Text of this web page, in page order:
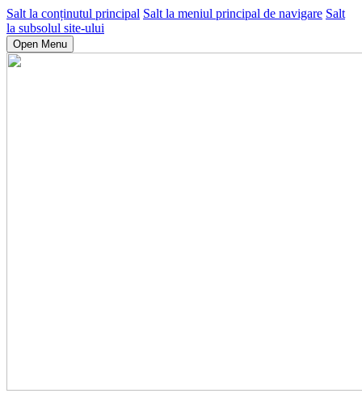
Salt la conținutul principal Salt la meniul principal de navigare Salt
la subsolul site-ului
Open Menu